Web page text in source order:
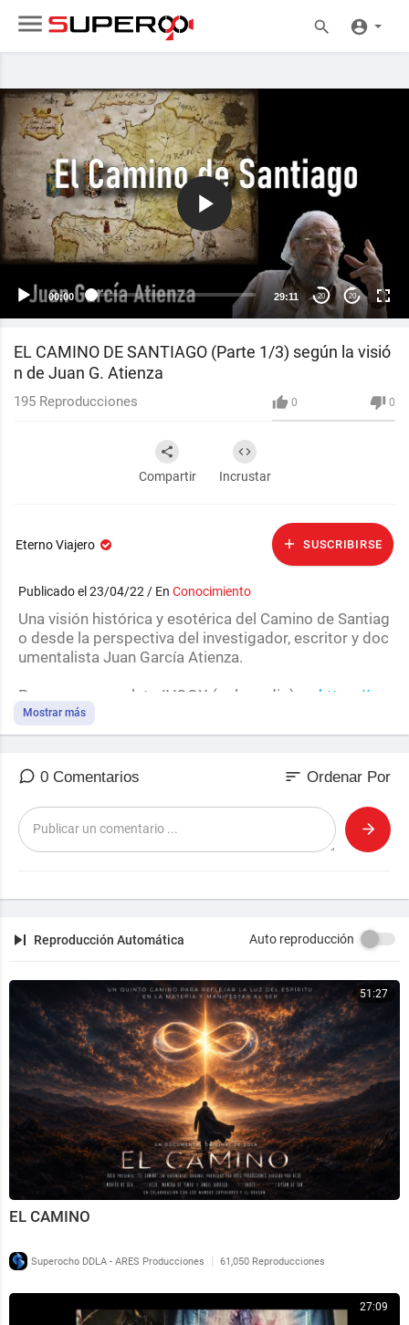
00:00 29:11 20 20
EL CAMINO DE SANTIAGO (Parte 1/3) según la visió
n de Juan G. Atienza
0 0
195 Reproducciones
Compartir Incrustar
Eterno Viajero SUSCRIBIRSE
Publicado el 23/04/22 / En Conocimiento
Una visión histórica y esotérica del Camino de Santiag
o desde la perspectiva del investigador, escritor y doc
umentalista Juan García Atienza.
Programa completo IVOOX (solo audio) en https://g
o.ivoox.com/rf/72607899
Mostrar más
0 Comentarios sort Ordenar Por
Reproducción Automática Auto reproducción
51:27
EL CAMINO
Superocho DDLA - ARES Producciones | 61,050 Reproducciones
27:09